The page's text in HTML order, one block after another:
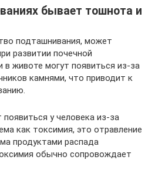
бывает тошнота и
подташнивания, может
развитии почечной
в животе могут появиться из-за
камнями, что приводит к
у человека из-за
как токсимия, это отравление
продуктами распада
обычно сопровождает